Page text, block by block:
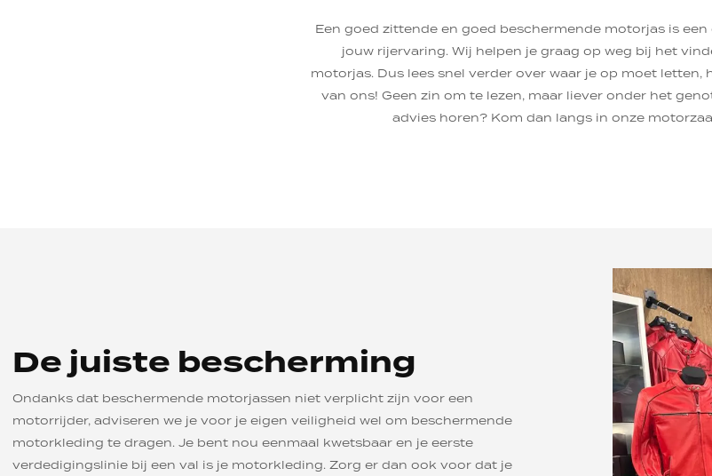
Een goed zittende en goed beschermende motorjas is
jouw rijervaring. Wij helpen je graag op weg bij het
motorjas. Dus lees snel verder over waar je op moet letten,
van ons! Geen zin om te lezen, maar liever onder het
advies horen? Kom dan langs in onze
De juiste bescherming
Ondanks dat beschermende motorjassen niet verplicht zijn voor een
motorrijder, adviseren we je voor je eigen veiligheid wel om beschermende
motorkleding te dragen. Je bent nou eenmaal kwetsbaar en je eerste
verdedigingslinie bij een val is je motorkleding. Zorg er dan ook voor dat je